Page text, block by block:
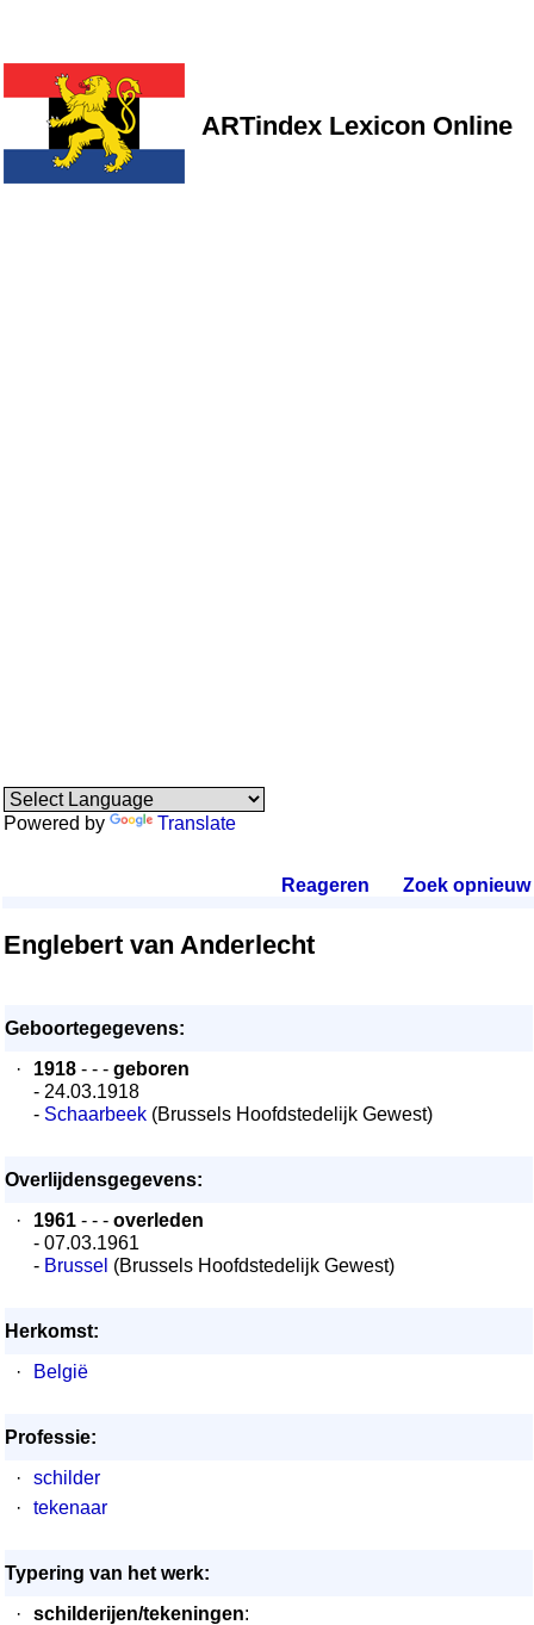
ARTindex Lexicon Online
Powered by Translate
Reageren Zoek opnieuw.
Englebert van Anderlecht
Geboortegegevens:
·
1918 - - - geboren
- 24.03.1918
- Schaarbeek (Brussels Hoofdstedelijk Gewest)
Overlijdensgegevens:
·
1961 - - - overleden
- 07.03.1961
- Brussel (Brussels Hoofdstedelijk Gewest)
Herkomst:
·
België
Professie:
·
schilder
·
tekenaar
Typering van het werk:
·
schilderijen/tekeningen: